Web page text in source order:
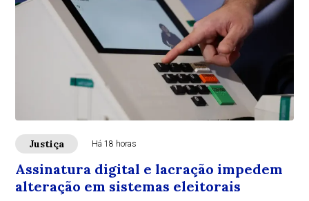
Justiça Há 18 horas
Assinatura digital e lacração impedem
alteração em sistemas eleitorais